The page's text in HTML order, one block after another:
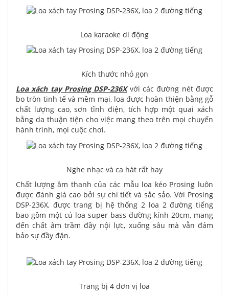
Loa karaoke di động
Kích thước nhỏ gọn
Loa xách tay Prosing DSP-236Xvới các đường nét được
bo tròn tinh tế và mềm mại, loa được hoàn thiện bằng gỗ
chất lượng cao, sơn tĩnh điện, tích hợp một quai xách
bằng da thuận tiện cho việc mang theo trên mọi chuyến
hành trình, mọi cuộc chơi.
Nghe nhạc và ca hát rất hay
Chất lượng âm thanh của các mẫu loa kéo Prosing luôn
được đánh giá cao bởi sự chi tiết và sắc sảo. Với Prosing
DSP-236X, được trang bị hệ thống 2 loa 2 đường tiếng
bao gồm một củ loa super bass đường kính 20cm, mang
đến chất âm trầm đầy nội lực, xuống sâu mà vẫn đảm
bảo sự đầy đặn.
Trang bị 4 đơn vị loa